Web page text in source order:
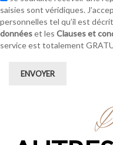
saisies sont véridiques.
personnelles tel qu’il est
donnéeset les Clauses et
service est totalement
ENVOYER